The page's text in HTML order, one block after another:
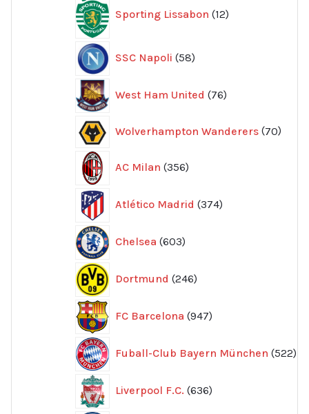
Sporting Lissabon 12produkter
SSC Napoli 58
produkter
West Ham United 76
produkter
Wolverhampton Wanderers 70
AC Milan 356
produkter
Atlético Madrid 374
produkter
Chelsea 603
produkter
Dortmund 246
produkter
FC Barcelona 947
produkter
Fuball-Club Bayern München 522
Liverpool F.C. 636
produkter